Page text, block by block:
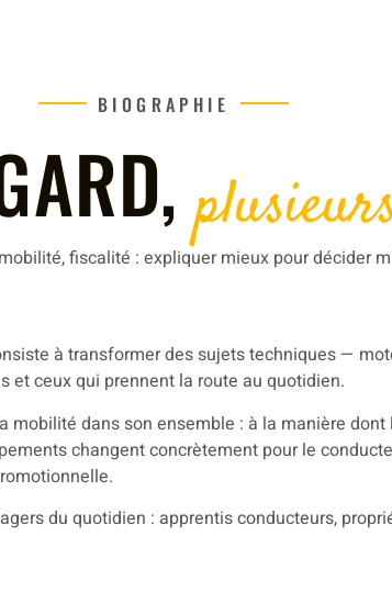
BIOGRAPHIE
fiscalité : expliquer mieux pour décider
à transformer des sujets techniques —
ceux qui prennent la route au quotidien.
mobilité dans son ensemble : à la manière
changent concrètement pour le
du quotidien : apprentis conducteurs,